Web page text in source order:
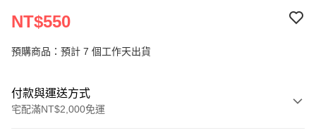
NT$550
預購商品：預計 7 個工作天出貨
付款與運送方式
宅配滿NT$2,000免運